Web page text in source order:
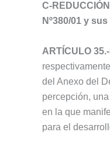
C-
Nº380/01 y
ARTÍCULO 35.-
del Anexo del
percepción,
en la que
para el